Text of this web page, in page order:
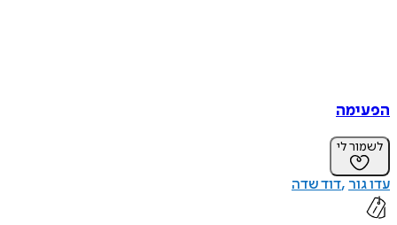
הפעימה
לשמור לי
עדו גור דוד שדה